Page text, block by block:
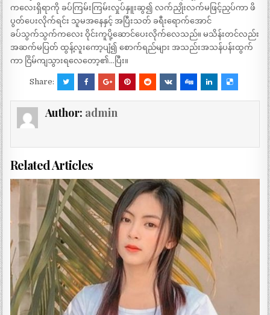
ကလေးရှိရာကို ခပ်ကြမ်းကြမ်းလှုပ်နှူးဆွ၍ လက်ညှိုးလက်မဖြင့်ညှပ်ကာ ဖိ
ပွတ်ပေးလိုက်ရင်း သူမအနေနှင့် အပြီးသတ် ခရီးရောက်အောင်
ခပ်သွက်သွက်ကလေး ဝိုင်းကူပို့ဆောင်ပေးလိုက်လေသည်။ မသိန်းတင်လည်း
အဆက်မပြတ် ထွန့်လူးကော့ပျံ၍ စောက်ရည်များ အသည်းအသန်ပန်းထွက်
ကာ ငြိမ်ကျသွားရလေတော့၏…ပြီး။
Share:
Author: admin
Related Articles